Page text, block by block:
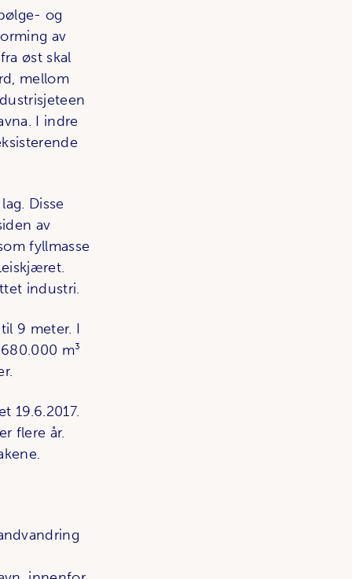
og
av
øst skal
mellom
I indre
Disse
av
fyllmasse
industri.
9 meter. I
m³
19.6.2017.
flere år.